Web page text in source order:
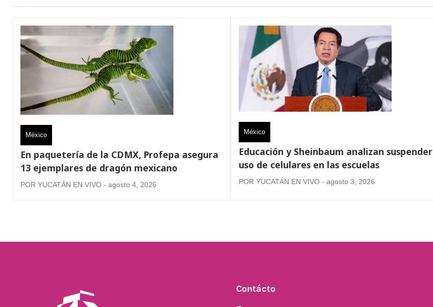
México
En paquetería de la CDMX, Profepa asegura
13 ejemplares de dragón mexicano
POR YUCATÁN EN VIVO - agosto 4, 2026
México
Educación y Sheinbaum analizan suspender
uso de celulares en las escuelas
POR YUCATÁN EN VIVO - agosto 3, 2026
Contácto